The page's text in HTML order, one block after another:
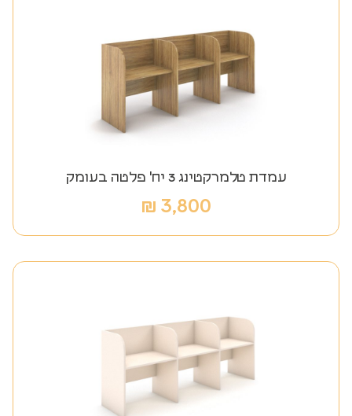
עמדת טלמרקטינג 3 יח' פלטה בעומק
3,800
₪